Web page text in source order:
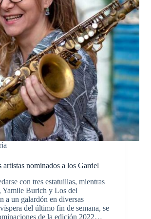
nominados a los Gardel
con tres estatuillas, mientras
Yamile Burich y Los del
a un galardón en diversas
del último fin de semana, se
de la edición 2022…